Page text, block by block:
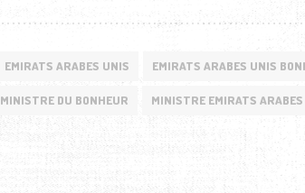
EMIRATS ARABES UNIS EMIRATS ARABES UNIS
MINISTRE DU BONHEUR MINISTRE EMIRATS